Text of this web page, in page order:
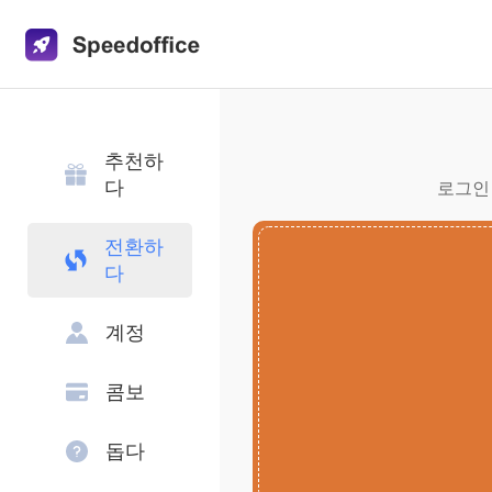
추천하
다
전환하
다
계정
콤보
돕다
로그